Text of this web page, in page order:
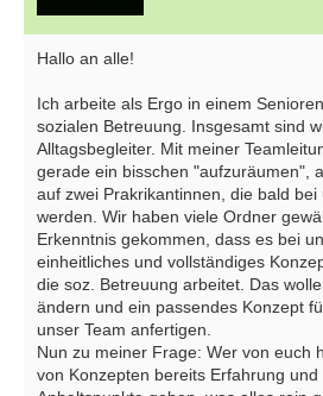
Hallo an alle!
Ich arbeite als Ergo in einem
sozialen Betreuung. Insgesamt sind
Alltagsbegleiter. Mit meiner
gerade ein bisschen "aufzuräumen",
auf zwei Prakrikantinnen, die bald bei
werden. Wir haben viele Ordner
Erkenntnis gekommen, dass es bei
einheitliches und vollständiges
die soz. Betreuung arbeitet. Das
ändern und ein passendes Konzept
unser Team anfertigen.
Nun zu meiner Frage: Wer von euch
von Konzepten bereits Erfahrung und